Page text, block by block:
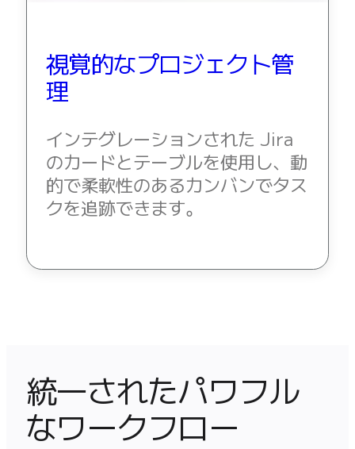
視覚的なプロジェクト管
理
インテグレーションされた Jira
のカードとテーブルを使用し、動
的で柔軟性のあるカンバンでタス
クを追跡できます。
統一されたパワフル
なワークフロー